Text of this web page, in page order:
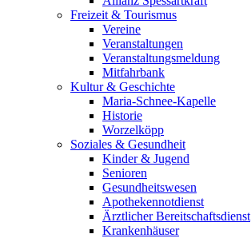
Freizeit & Tourismus
Vereine
Veranstaltungen
Veranstaltungsmeldung
Mitfahrbank
Kultur & Geschichte
Maria-Schnee-Kapelle
Historie
Worzelköpp
Soziales & Gesundheit
Kinder & Jugend
Senioren
Gesundheitswesen
Apothekennotdienst
Ärztlicher Bereitschaftsdienst
Krankenhäuser